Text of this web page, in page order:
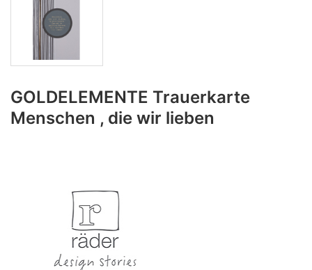
GOLDELEMENTE Trauerkarte
Menschen , die wir lieben